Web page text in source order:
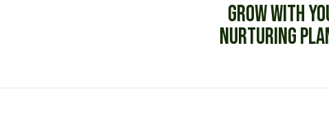
GROW WITH
NURTURING